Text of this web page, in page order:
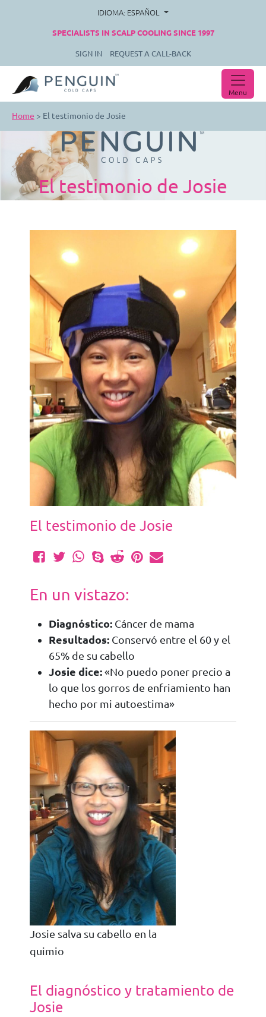
IDIOMA: ESPAÑOL
SPECIALISTS IN SCALP COOLING SINCE 1997
SIGN IN REQUEST A CALL-BACK
Menu
Home > El testimonio de Josie
El testimonio de Josie
El testimonio de Josie
En un vistazo:
Diagnóstico: Cáncer de mama
Resultados: Conservó entre el 60 y el
65% de su cabello
Josie dice: «No puedo poner precio a
lo que los gorros de enfriamiento han
hecho por mi autoestima»
Josie salva su cabello en la
quimio
El diagnóstico y tratamiento de
Josie